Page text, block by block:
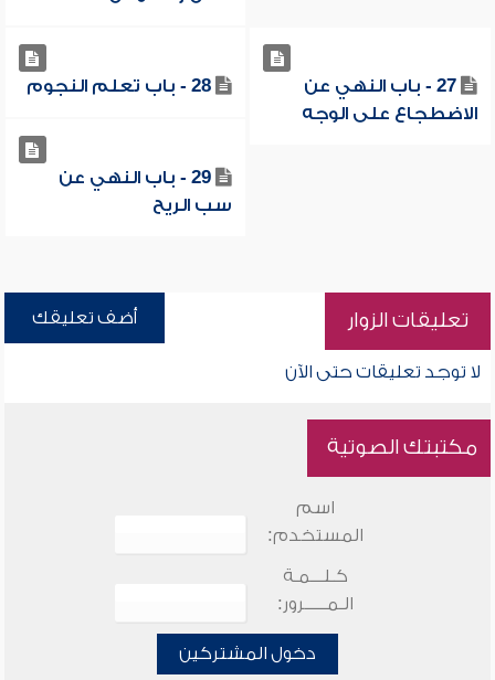
27 - باب النهي عن
الاضطجاع على الوجه
28 - باب تعلم النجوم
29 - باب النهي عن
سب الريح
تعليقات الزوار أضف تعليقك
لا توجد تعليقات حتى الآن
مكتبتك الصوتية
اسم
المستخدم:
كـلـــمـة
الـمـــــرور:
دخول المشتركين